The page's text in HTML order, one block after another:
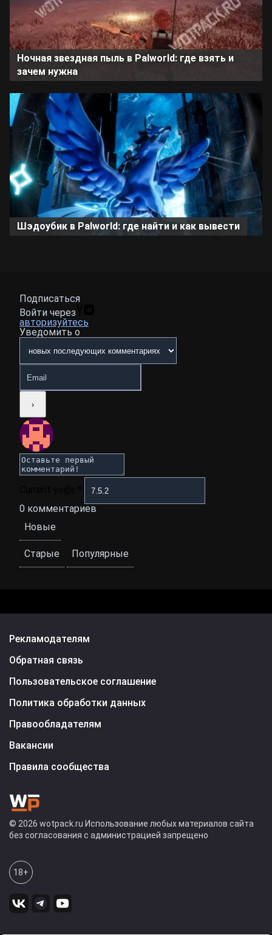
Ночная звездная пыль в Palworld: где взять и
зачем нужна
Шэдоубик в Palworld: где найти и как вывести
Подписаться
Войти через
авторизуйтесь
Уведомить о
0 комментариев
Новые
Старые Популярные
Рекламодателям
Обратная связь
Пользовательское соглашение
Политика обработки данных
Правообладателям
Вакансии
Правила сообщества
© 2026 wotpack.ru Использование любых материалов сайта
без согласования с администрацией запрещено
18+